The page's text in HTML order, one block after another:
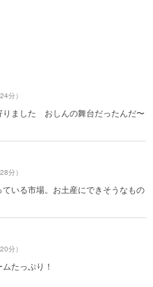
分）
りました おしんの舞台だったんだ〜
分）
いる市場。お土産にできそうなもの
分）
たっぷり！